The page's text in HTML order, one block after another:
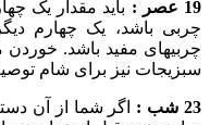
19 عصر :
باید مقدار یک
چربی باشد، یک چهارم
چربی‏های مفید باشد. خوردن
سبزیجات نیز برای شام
23 شب :
اگر شما از آن